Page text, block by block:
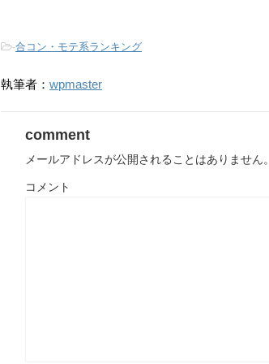
-合コン・モテ系ランキング
執筆者： wpmaster
comment
メールアドレスが公開されることはありません。
コメント